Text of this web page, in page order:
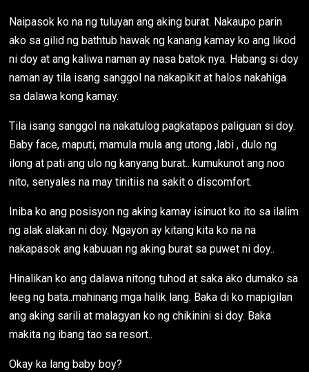
Naipasok ko na ng tuluyan ang aking burat. Nakaupo parin
ako sa gilid ng bathtub hawak ng kanang kamay ko ang likod
ni doy at ang kaliwa naman ay nasa batok nya. Habang si doy
naman ay tila isang sanggol na nakapikit at halos nakahiga
sa dalawa kong kamay.
Tila isang sanggol na nakatulog pagkatapos paliguan si doy.
Baby face, maputi, mamula mula ang utong ,labi , dulo ng
ilong at pati ang ulo ng kanyang burat.. kumukunot ang noo
nito, senyales na may tinitiis na sakit o discomfort.
Iniba ko ang posisyon ng aking kamay isinuot ko ito sa ilalim
ng alak alakan ni doy. Ngayon ay kitang kita ko na na
nakapasok ang kabuuan ng aking burat sa puwet ni doy..
Hinalikan ko ang dalawa nitong tuhod at saka ako dumako sa
leeg ng bata..mahinang mga halik lang. Baka di ko mapigilan
ang aking sarili at malagyan ko ng chikinini si doy. Baka
makita ng ibang tao sa resort..
Okay ka lang baby boy?